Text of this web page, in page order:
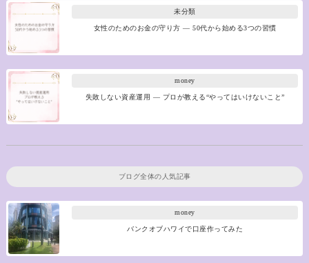
未分類
女性のためのお金の守り方 ― 50代から始める3つの習慣
money
失敗しない資産運用 ― プロが教える“やってはいけないこと”
ブログ全体の人気記事
money
バンクオブハワイで口座作ってみた